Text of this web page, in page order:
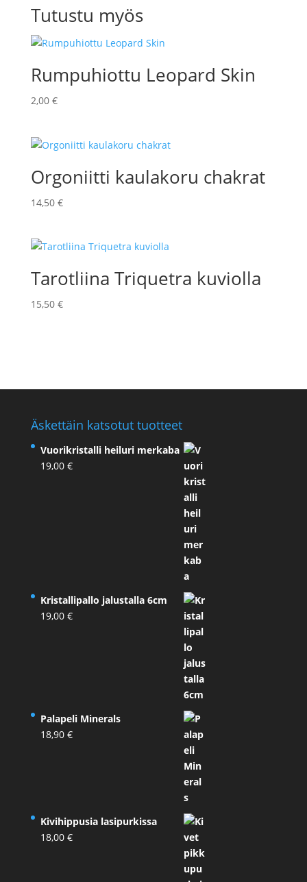
13,90 €. 12,00 €.
Tutustu myös
Rumpuhiottu Leopard Skin
2,00 €
Orgoniitti kaulakoru chakrat
14,50 €
Tarotliina Triquetra kuviolla
15,50 €
Äskettäin katsotut tuotteet
Vuorikristalli heiluri merkaba
19,00 €
Kristallipallo jalustalla 6cm
19,00 €
Palapeli Minerals
18,90 €
Kivihippusia lasipurkissa
18,00 €